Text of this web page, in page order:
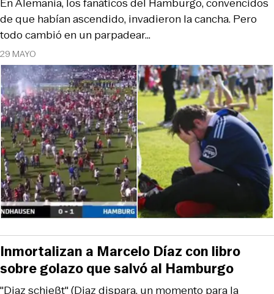
29 MAYO
de que habían ascendido, invadieron la cancha. Pero
todo cambió en un parpadear…
"Diaz schießt" (Diaz dispara, un momento para la
Inmortalizan a Marcelo Díaz con libro
sobre golazo que salvó al Hamburgo